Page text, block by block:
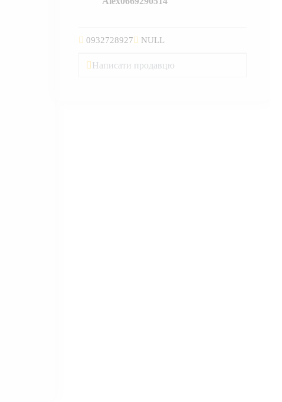
0932728927 NULL
Написати продавцю